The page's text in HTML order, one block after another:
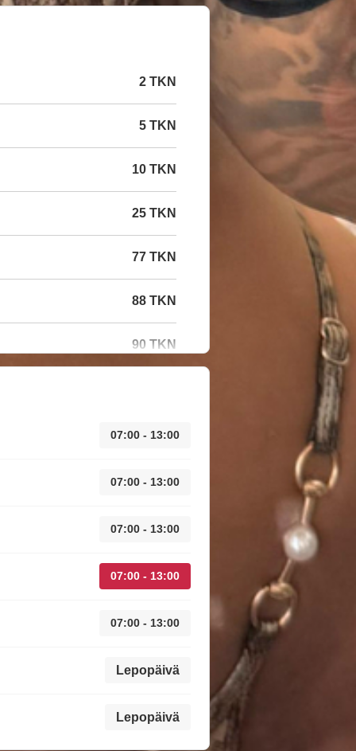
2 TKN
5 TKN
10 TKN
25 TKN
77 TKN
88 TKN
90 TKN
07:00 - 13:00
07:00 - 13:00
07:00 - 13:00
07:00 - 13:00
07:00 - 13:00
Lepopäivä
Lepopäivä